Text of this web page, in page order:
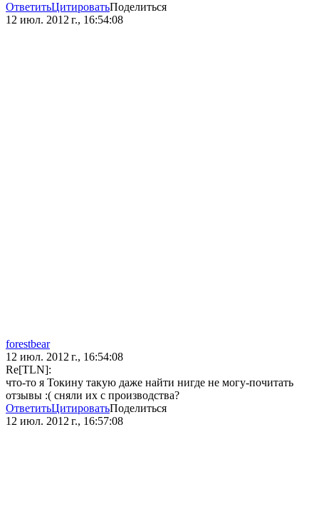
ОтветитьЦитироватьПоделиться
12 июл. 2012 г., 16:54:08
forestbear
12 июл. 2012 г., 16:54:08
Re[TLN]:
что-то я Токину такую даже найти нигде не могу-почитать
отзывы :( сняли их с производства?
ОтветитьЦитироватьПоделиться
12 июл. 2012 г., 16:57:08